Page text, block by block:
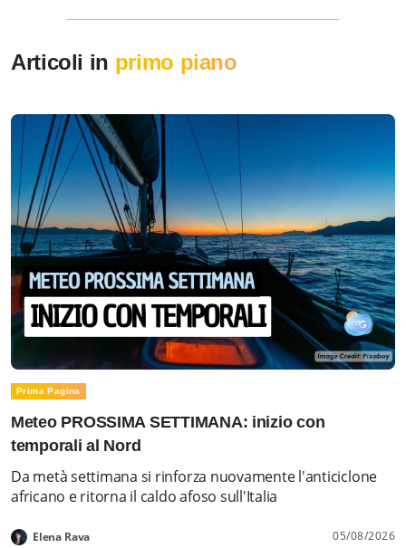
Articoli in primo piano
Prima Pagina
Meteo PROSSIMA SETTIMANA: inizio con
temporali al Nord
Da metà settimana si rinforza nuovamente l'anticiclone
africano e ritorna il caldo afoso sull'Italia
Elena Rava 05/08/2026